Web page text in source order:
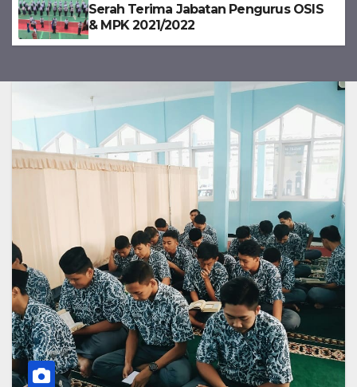
Serah Terima Jabatan Pengurus OSIS
& MPK 2021/2022